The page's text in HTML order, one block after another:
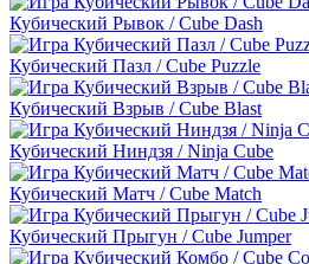
Кубический Рывок / Cube Dash
Кубический Пазл / Cube Puzzle
Кубический Взрыв / Cube Blast
Кубический Ниндзя / Ninja Cube
Кубический Матч / Cube Match
Кубический Прыгун / Cube Jumper